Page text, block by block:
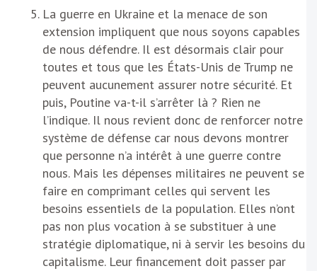
La guerre en Ukraine et la menace de son
extension impliquent que nous soyons capables
de nous défendre. Il est désormais clair pour
toutes et tous que les États-Unis de Trump ne
peuvent aucunement assurer notre sécurité. Et
puis, Poutine va-t-il s’arrêter là ? Rien ne
l’indique. Il nous revient donc de renforcer notre
système de défense car nous devons montrer
que personne n’a intérêt à une guerre contre
nous. Mais les dépenses militaires ne peuvent se
faire en comprimant celles qui servent les
besoins essentiels de la population. Elles n’ont
pas non plus vocation à se substituer à une
stratégie diplomatique, ni à servir les besoins du
capitalisme. Leur financement doit passer par